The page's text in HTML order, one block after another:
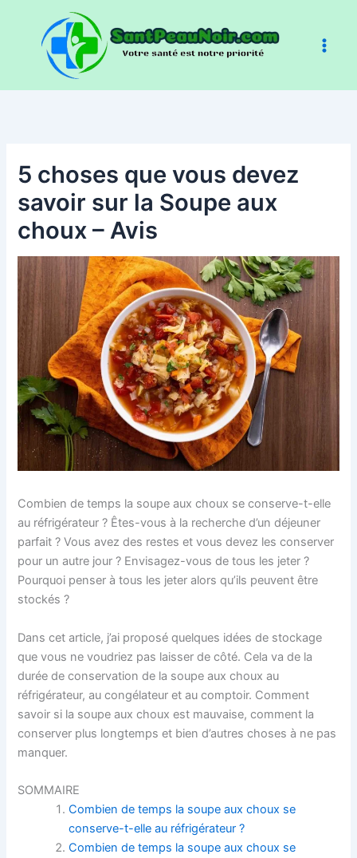
contenu
5 choses que vous devez
savoir sur la Soupe aux
choux – Avis
Combien de temps la soupe aux choux se conserve-t-elle
au réfrigérateur ? Êtes-vous à la recherche d’un déjeuner
parfait ? Vous avez des restes et vous devez les conserver
pour un autre jour ? Envisagez-vous de tous les jeter ?
Pourquoi penser à tous les jeter alors qu’ils peuvent être
stockés ?
Dans cet article, j’ai proposé quelques idées de stockage
que vous ne voudriez pas laisser de côté. Cela va de la
durée de conservation de la soupe aux choux au
réfrigérateur, au congélateur et au comptoir. Comment
savoir si la soupe aux choux est mauvaise, comment la
conserver plus longtemps et bien d’autres choses à ne pas
manquer.
SOMMAIRE
Combien de temps la soupe aux choux se
conserve-t-elle au réfrigérateur ?
Combien de temps la soupe aux choux se